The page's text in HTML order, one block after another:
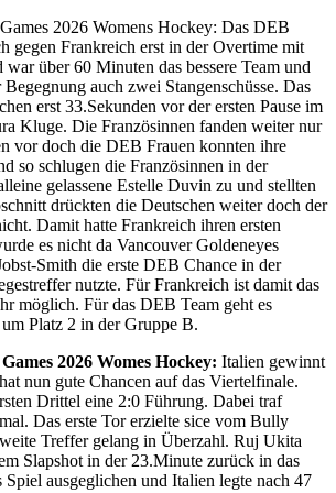
2026 Womens Hockey: Das DEB
gegen Frankreich erst in der Overtime mit
über 60 Minuten das bessere Team und
auch zwei Stangenschüsse. Das
erst 33.Sekunden vor der ersten Pause im
Kluge. Die Französinnen fanden weiter nur
vor doch die DEB Frauen konnten ihre
so schlugen die Französinnen in der
gelassene Estelle Duvin zu und stellten
drückten die Deutschen weiter doch der
Damit hatte Frankreich ihren ersten
es nicht da Vancouver Goldeneyes
Smith die erste DEB Chance in der
nutzte. Für Frankreich ist damit das
möglich. Für das DEB Team geht es
Platz 2 in der Gruppe B.
2026 Womes Hockey: Italien gewinnt
nun gute Chancen auf das Viertelfinale.
Drittel eine 2:0 Führung. Dabei traf
Das erste Tor erzielte sice vom Bully
Treffer gelang in Überzahl. Ruj Ukita
Slapshot in der 23.Minute zurück in das
ausgeglichen und Italien legte nach 47